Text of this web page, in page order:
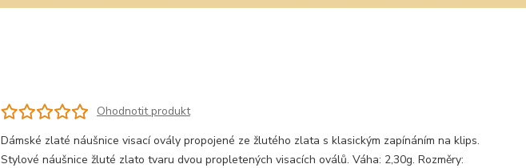
Ohodnotit produkt
Dámské zlaté náušnice visací ovály propojené ze žlutého zlata s klasickým zapínáním na klips.
Stylové náušnice žluté zlato tvaru dvou propletených visacích oválů. Váha: 2,30g. Rozměry: